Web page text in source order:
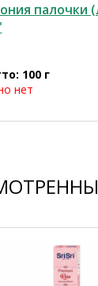
палочки
100 г
нет